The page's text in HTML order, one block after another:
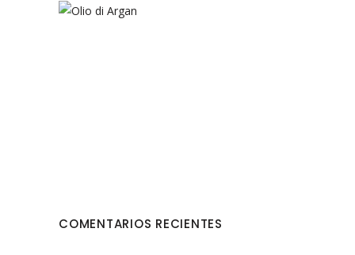
COMENTARIOS RECIENTES